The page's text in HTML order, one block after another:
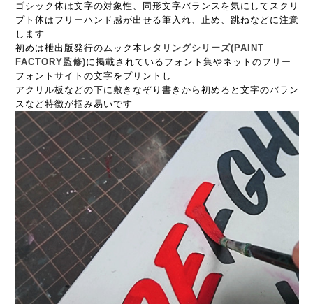
ゴシック体は文字の対象性、同形文字バランスを気にしてスクリ
プト体はフリーハンド感が出せる筆入れ、止め、跳ねなどに注意
します
初めは枻出版発行のムック本 レタリングシリーズ(PAINT
FACTORY監修)に掲載されているフォント集やネットのフリー
フォントサイトの文字をプリントし
アクリル板などの下に敷きなぞり書きから初めると文字のバラン
スなど特徴が掴み易いです